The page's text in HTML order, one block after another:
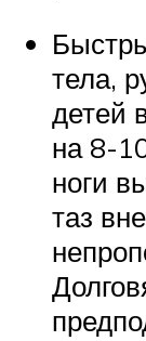
тела,
детей
на 8-
ноги
таз